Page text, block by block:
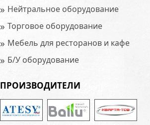
» Нейтральное оборудование
» Торговое оборудование
» Мебель для ресторанов и кафе
» Б/У оборудование
ПРОИЗВОДИТЕЛИ